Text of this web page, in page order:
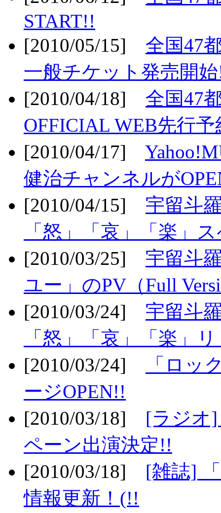
START!!
[2010/05/15] 全国47
一般チケット発売開
[2010/04/18] 全国47
OFFICIAL WEB先行
[2010/04/17]
健治チャンネルが
[2010/04/15] 宇留斗
「怒」「哀」「楽」
[2010/03/25] 宇留斗
ユー」のPV（Full
[2010/03/24] 宇留斗
「怒」「哀」「楽」
[2010/03/24]
「ロッ
ージOPEN!!
[2010/03/18] [ラジオ
ペーン出演決定!!
[2010/03/18] [雑誌]
情報更新！(!!